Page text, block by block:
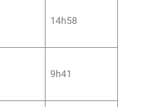
14h58
9h41